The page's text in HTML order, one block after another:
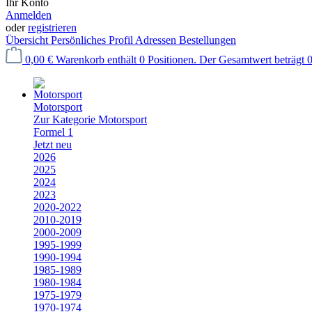
Ihr Konto
Anmelden
oderregistrieren
Übersicht Persönliches Profil Adressen Bestellungen
0,00 € Warenkorb enthält 0 Positionen. Der Gesamtwert beträgt
Motorsport
Zur Kategorie Motorsport
Formel 1
Jetzt neu
2026
2025
2024
2023
2020-2022
2010-2019
2000-2009
1995-1999
1990-1994
1985-1989
1980-1984
1975-1979
1970-1974